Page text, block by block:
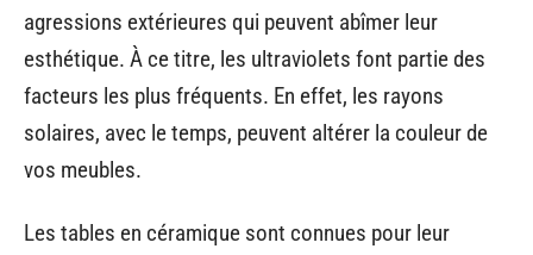
agressions extérieures qui peuvent abîmer leur
esthétique. À ce titre, les ultraviolets font partie des
facteurs les plus fréquents. En effet, les rayons
solaires, avec le temps, peuvent altérer la couleur de
vos meubles.
Les tables en céramique sont connues pour leur